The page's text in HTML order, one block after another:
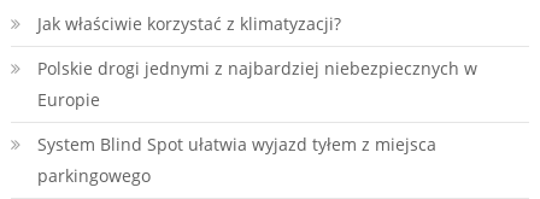
Jak właściwie korzystać z klimatyzacji?
Polskie drogi jednymi z najbardziej niebezpiecznych w
Europie
System Blind Spot ułatwia wyjazd tyłem z miejsca
parkingowego